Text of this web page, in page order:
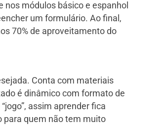
nos módulos básico e espanhol
um formulário. Ao final,
70% de aproveitamento do
Conta com materiais
é dinâmico com formato de
assim aprender fica
para quem não tem muito